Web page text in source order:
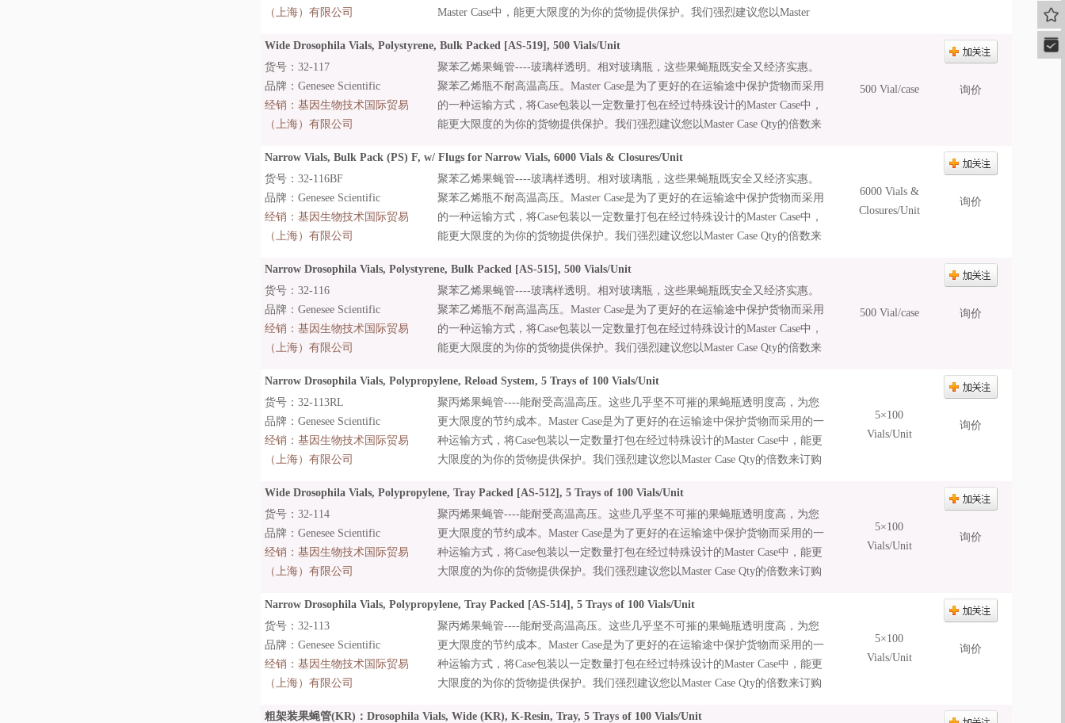
（上海）有限公司
Master Case中，能更大限度的为你的货物提供保护。我们强烈建议您以Master
Wide Drosophila Vials, Polystyrene, Bulk Packed [AS-519], 500 Vials/Unit
500 Vial/case 询价
货号：32-117
品牌：Genesee Scientific
经销： 基因生物技术国际贸易
（上海）有限公司
聚苯乙烯果蝇管----玻璃样透明。相对玻璃瓶，这些果蝇瓶既安全又经济实惠。
聚苯乙烯瓶不耐高温高压。Master Case是为了更好的在运输途中保护货物而采用
的一种运输方式，将Case包装以一定数量打包在经过特殊设计的Master Case中，
能更大限度的为你的货物提供保护。我们强烈建议您以Master Case Qty的倍数来
Narrow Vials, Bulk Pack (PS) F, w/ Flugs for Narrow Vials, 6000 Vials & Closures/Unit
6000 Vials &
Closures/Unit
询价
货号：32-116BF
品牌：Genesee Scientific
经销： 基因生物技术国际贸易
（上海）有限公司
聚苯乙烯果蝇管----玻璃样透明。相对玻璃瓶，这些果蝇瓶既安全又经济实惠。
聚苯乙烯瓶不耐高温高压。Master Case是为了更好的在运输途中保护货物而采用
的一种运输方式，将Case包装以一定数量打包在经过特殊设计的Master Case中，
能更大限度的为你的货物提供保护。我们强烈建议您以Master Case Qty的倍数来
Narrow Drosophila Vials, Polystyrene, Bulk Packed [AS-515], 500 Vials/Unit
500 Vial/case 询价
货号：32-116
品牌：Genesee Scientific
经销： 基因生物技术国际贸易
（上海）有限公司
聚苯乙烯果蝇管----玻璃样透明。相对玻璃瓶，这些果蝇瓶既安全又经济实惠。
聚苯乙烯瓶不耐高温高压。Master Case是为了更好的在运输途中保护货物而采用
的一种运输方式，将Case包装以一定数量打包在经过特殊设计的Master Case中，
能更大限度的为你的货物提供保护。我们强烈建议您以Master Case Qty的倍数来
Narrow Drosophila Vials, Polypropylene, Reload System, 5 Trays of 100 Vials/Unit
5×100
Vials/Unit
询价
货号：32-113RL
品牌：Genesee Scientific
经销： 基因生物技术国际贸易
（上海）有限公司
聚丙烯果蝇管----能耐受高温高压。这些几乎坚不可摧的果蝇瓶透明度高，为您
更大限度的节约成本。Master Case是为了更好的在运输途中保护货物而采用的一
种运输方式，将Case包装以一定数量打包在经过特殊设计的Master Case中，能更
大限度的为你的货物提供保护。我们强烈建议您以Master Case Qty的倍数来订购
Wide Drosophila Vials, Polypropylene, Tray Packed [AS-512], 5 Trays of 100 Vials/Unit
5×100
Vials/Unit
询价
货号：32-114
品牌：Genesee Scientific
经销： 基因生物技术国际贸易
（上海）有限公司
聚丙烯果蝇管----能耐受高温高压。这些几乎坚不可摧的果蝇瓶透明度高，为您
更大限度的节约成本。Master Case是为了更好的在运输途中保护货物而采用的一
种运输方式，将Case包装以一定数量打包在经过特殊设计的Master Case中，能更
大限度的为你的货物提供保护。我们强烈建议您以Master Case Qty的倍数来订购
Narrow Drosophila Vials, Polypropylene, Tray Packed [AS-514], 5 Trays of 100 Vials/Unit
5×100
Vials/Unit
询价
货号：32-113
品牌：Genesee Scientific
经销： 基因生物技术国际贸易
（上海）有限公司
聚丙烯果蝇管----能耐受高温高压。这些几乎坚不可摧的果蝇瓶透明度高，为您
更大限度的节约成本。Master Case是为了更好的在运输途中保护货物而采用的一
种运输方式，将Case包装以一定数量打包在经过特殊设计的Master Case中，能更
大限度的为你的货物提供保护。我们强烈建议您以Master Case Qty的倍数来订购
粗架装果蝇管(KR)：Drosophila Vials, Wide (KR), K-Resin, Tray, 5 Trays of 100 Vials/Unit
我
快